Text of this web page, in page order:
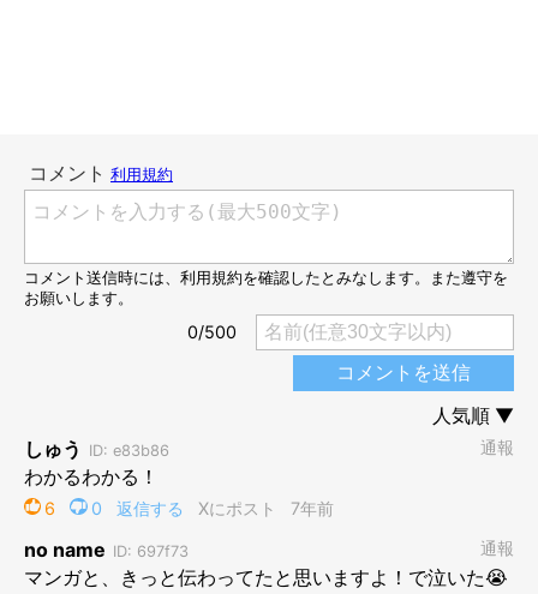
「初音じゃけえ」は、残り3回で終了となります。愛情たっぷり
の初音ちゃんの想いを綴った連載、最後までお見逃しなく！